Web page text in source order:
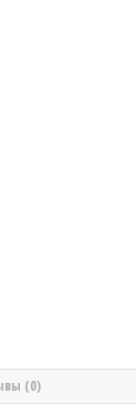
(0)